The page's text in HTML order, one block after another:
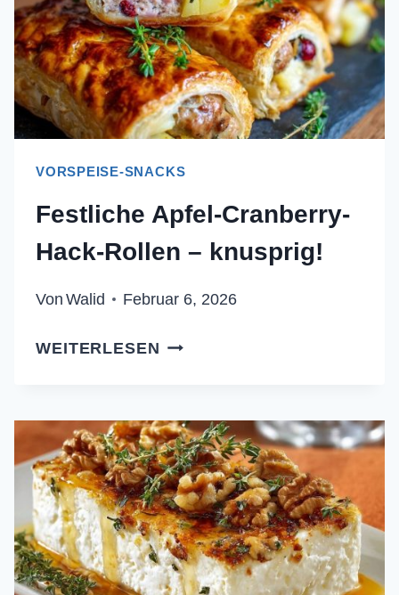
VORSPEISE-SNACKS
Festliche Apfel-Cranberry-
Hack-Rollen – knusprig!
Von Walid Februar 6, 2026
WEITERLESEN FESTLICHE
HACK-
ROLLEN
–
KNUSPRIG!